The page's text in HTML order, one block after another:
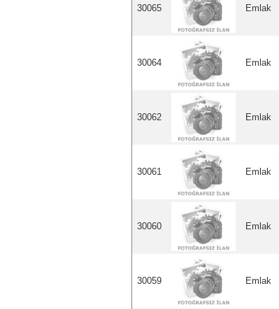
30065 Emlak
30064 Emlak
30062 Emlak
30061 Emlak
30060 Emlak
30059 Emlak